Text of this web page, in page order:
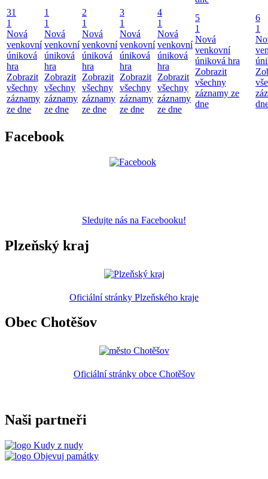
31
1
Nová
venkovní
úniková
hra
Zobrazit
všechny
záznamy
ze dne
1
1
Nová
venkovní
úniková
hra
Zobrazit
všechny
záznamy
ze dne
2
1
Nová
venkovní
úniková
hra
Zobrazit
všechny
záznamy
ze dne
3
1
Nová
venkovní
úniková
hra
Zobrazit
všechny
záznamy
ze dne
4
1
Nová
venkovní
úniková
hra
Zobrazit
všechny
záznamy
ze dne
5
1
Nová
venkovní
úniková hra
Zobrazit
všechny
záznamy ze
dne
6
1
Facebook
Sledujte nás na Facebooku!
Plzeňský kraj
Oficiální stránky Plzeňského kraje
Obec Chotěšov
Oficiální stránky obce Chotěšov
Naši partneři
Kudy z nudy
Objevuj památky